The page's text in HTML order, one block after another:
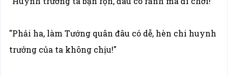
"Phải ha, làm Tướng quân đâu có dễ, hèn chi huynh
trưởng của ta không chịu!"